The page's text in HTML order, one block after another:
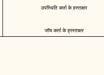
उपस्थिति कर्ता के हस्ताक्षर
जॉच कर्ता के ह्रस्ताक्षर